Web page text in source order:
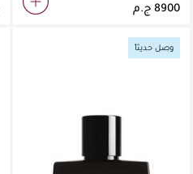
وصل حديثاً